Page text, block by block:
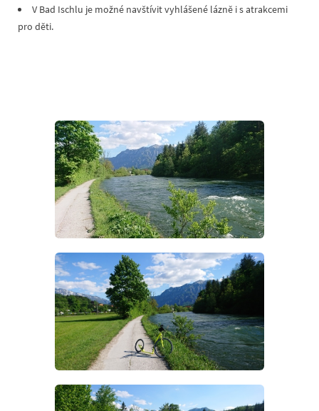
V Bad Ischlu je možné navštívit vyhlášené lázně i s atrakcemi
pro děti.